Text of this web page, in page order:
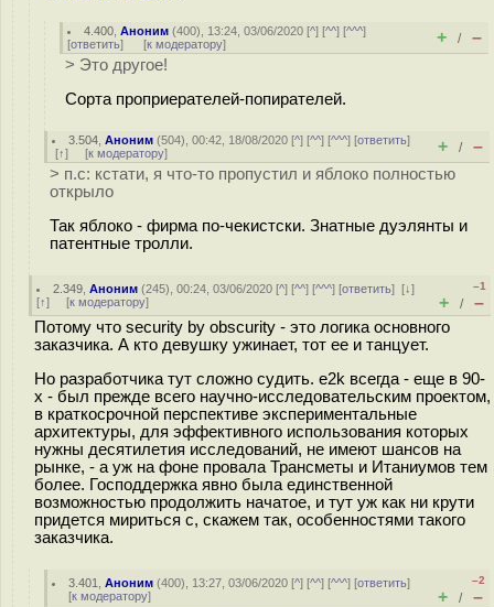
4.400 ,Аноним (400), 13:24, 03/06/2020 [^] [^^] [^^^]
[ответить] [к модератору] + / –
> Это другое!
Сорта проприерателей-попирателей.
3.504 ,Аноним (504), 00:42, 18/08/2020 [^] [^^] [^^^] [ответить]
[↑] [к модератору] + / –
> п.с: кстати, я что-то пропустил и яблоко полностью
открыло
Так яблоко - фирма по-чекистски. Знатные дуэлянты и
патентные тролли.
2.349 ,Аноним (245), 00:24, 03/06/2020 [^] [^^] [^^^] [ответить][↓]
[↑] [к модератору]
–1
+ / –
Потому что security by obscurity - это логика основного
заказчика. А кто девушку ужинает, тот ее и танцует.
Но разработчика тут сложно судить. e2k всегда - еще в 90-
х - был прежде всего научно-исследовательским проектом,
в краткосрочной перспективе экспериментальные
архитектуры, для эффективного использования которых
нужны десятилетия исследований, не имеют шансов на
рынке, - а уж на фоне провала Трансметы и Итаниумов тем
более. Господдержка явно была единственной
возможностью продолжить начатое, и тут уж как ни крути
придется мириться с, скажем так, особенностями такого
заказчика.
3.401 ,Аноним (400), 13:27, 03/06/2020 [^] [^^] [^^^] [ответить]
[к модератору]
–2
+ / –